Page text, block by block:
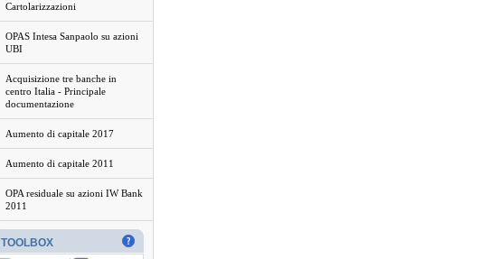
Cartolarizzazioni
OPAS Intesa Sanpaolo su azioni
UBI
Acquisizione tre banche in
centro Italia - Principale
documentazione
Aumento di capitale 2017
Aumento di capitale 2011
OPA residuale su azioni IW Bank
2011
TOOLBOX